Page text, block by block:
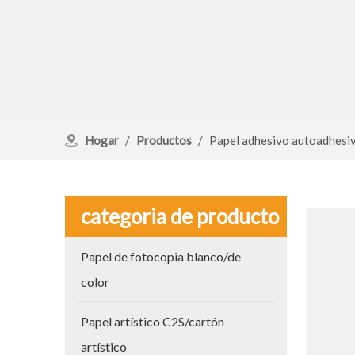
Hogar / Productos / Papel adhesivo
categoria de producto
Papel de fotocopia blanco/de
color
Papel artístico C2S/cartón
artístico